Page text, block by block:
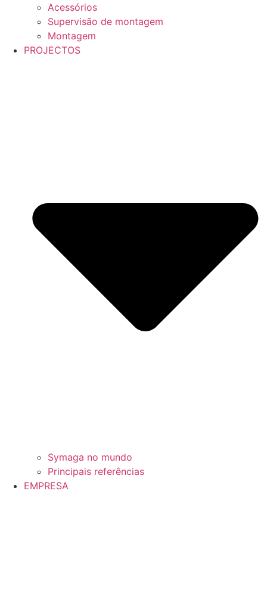
Acessórios
Supervisão de montagem
Montagem
PROJECTOS
Symaga no mundo
Principais referências
EMPRESA